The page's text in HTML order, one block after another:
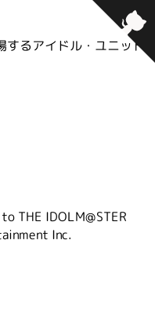
するアイドル・ユニット
THE IDOLM@STER
Inc.